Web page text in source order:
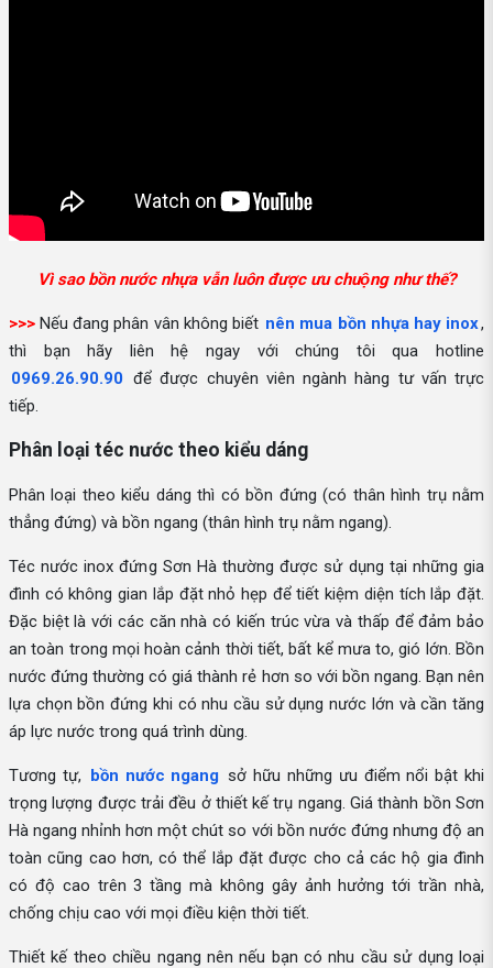
Vì sao bồn nước nhựa vẫn luôn được ưu chuộng như thế?
>>> Nếu đang phân vân không biết nên mua bồn nhựa hay inox,
thì bạn hãy liên hệ ngay với chúng tôi qua hotline
0969.26.90.90 để được chuyên viên ngành hàng tư vấn trực
tiếp.
Phân loại téc nước theo kiểu dáng
Phân loại theo kiểu dáng thì có bồn đứng (có thân hình trụ nằm
thẳng đứng) và bồn ngang (thân hình trụ nằm ngang).
Téc nước inox đứng Sơn Hà thường được sử dụng tại những gia
đình có không gian lắp đặt nhỏ hẹp để tiết kiệm diện tích lắp đặt.
Đặc biệt là với các căn nhà có kiến trúc vừa và thấp để đảm bảo
an toàn trong mọi hoàn cảnh thời tiết, bất kể mưa to, gió lớn. Bồn
nước đứng thường có giá thành rẻ hơn so với bồn ngang. Bạn nên
lựa chọn bồn đứng khi có nhu cầu sử dụng nước lớn và cần tăng
áp lực nước trong quá trình dùng.
Tương tự, bồn nước ngang sở hữu những ưu điểm nổi bật khi
trọng lượng được trải đều ở thiết kế trụ ngang. Giá thành bồn Sơn
Hà ngang nhỉnh hơn một chút so với bồn nước đứng nhưng độ an
toàn cũng cao hơn, có thể lắp đặt được cho cả các hộ gia đình
có độ cao trên 3 tầng mà không gây ảnh hưởng tới trần nhà,
chống chịu cao với mọi điều kiện thời tiết.
Thiết kế theo chiều ngang nên nếu bạn có nhu cầu sử dụng loại